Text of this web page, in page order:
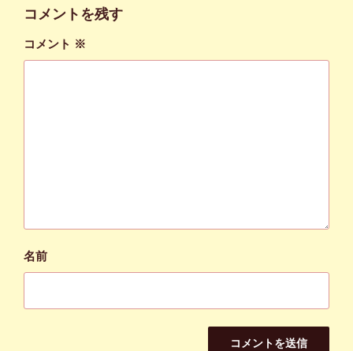
コメントを残す
コメント ※
名前